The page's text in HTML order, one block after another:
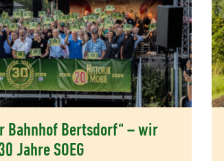
Bahnhof Bertsdorf“ – wir
Jahre SOEG